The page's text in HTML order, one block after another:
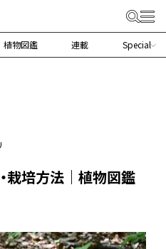
植物図鑑 連載 Special
栽培方法｜植物図鑑